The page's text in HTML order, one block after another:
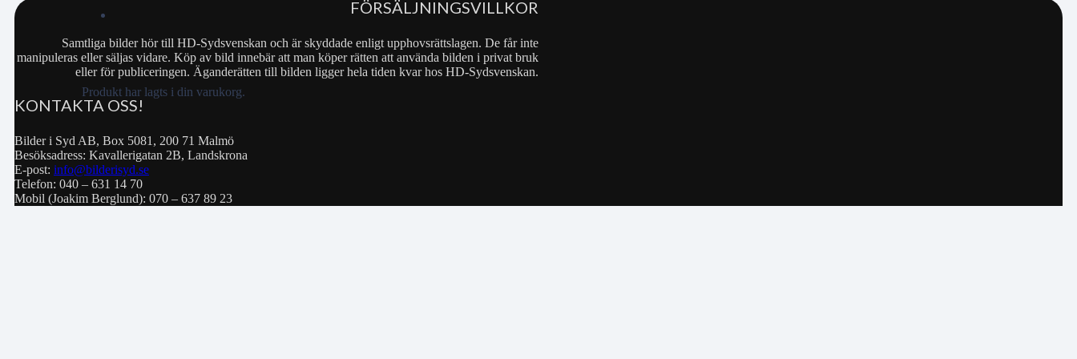
Produkt har lagts i din varukorg.
FÖRSÄLJNINGSVILLKOR
Samtliga bilder hör till HD-Sydsvenskan och är skyddade enligt upphovsrättslagen. De får inte
manipuleras eller säljas vidare. Köp av bild innebär att man köper rätten att använda bilden i privat bruk
eller för publiceringen. Äganderätten till bilden ligger hela tiden kvar hos HD-Sydsvenskan.
KONTAKTA OSS!
Bilder i Syd AB, Box 5081, 200 71 Malmö
Besöksadress: Kavallerigatan 2B, Landskrona
E-post: info@bilderisyd.se
Telefon: 040 – 631 14 70
Mobil (Joakim Berglund): 070 – 637 89 23